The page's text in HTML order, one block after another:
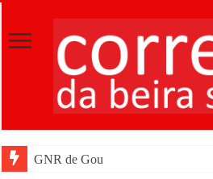
GNR de Gouveia desmantelou